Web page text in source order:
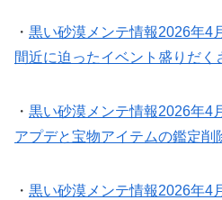
・ 黒い砂漠メンテ情報2026年4
間近に迫ったイベント盛りだく
・ 黒い砂漠メンテ情報2026年4
アプデと宝物アイテムの鑑定削
・ 黒い砂漠メンテ情報2026年4